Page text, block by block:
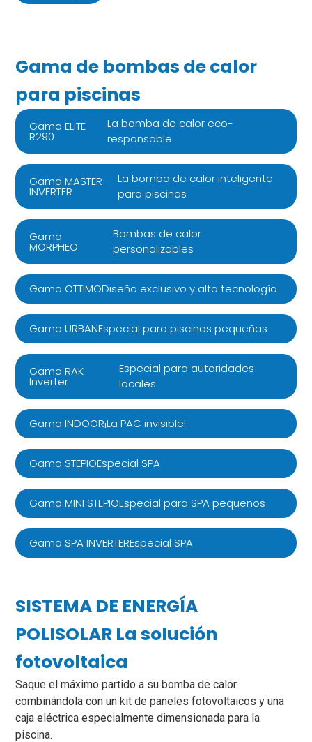
Gama de bombas de calor
para piscinas
Gama ELITE
R290
La bomba de calor eco-
responsable
Gama MASTER-
INVERTER
La bomba de calor inteligente
para piscinas
Gama
MORPHEO
Bombas de calor
personalizables
Gama OTTIMODiseño exclusivo y alta tecnología
Gama URBANEspecial para piscinas pequeñas
Gama RAK
Inverter
Especial para autoridades
locales
Gama INDOOR¡La PAC invisible!
Gama STEPIOEspecial SPA
Gama MINI STEPIOEspecial para SPA pequeños
Gama SPA INVERTEREspecial SPA
SISTEMA DE ENERGÍA
POLISOLAR La solución
fotovoltaica
Saque el máximo partido a su bomba de calor
combinándola con un kit de paneles fotovoltaicos y una
caja eléctrica especialmente dimensionada para la
piscina.